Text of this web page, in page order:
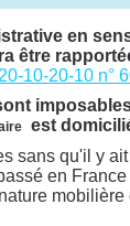
en
être
10-20-10 n°
est
sans qu'il y
en